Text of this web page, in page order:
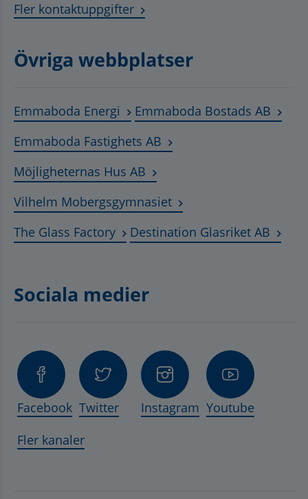
Fler kontaktuppgifter
Övriga webbplatser
Emmaboda Energi Länk till annan webbplats,
Emmaboda Bostads AB
Emmaboda Fastighets AB Länk till annan
Möjligheternas Hus AB Länk till annan webbplats,
Vilhelm MobergsgymnasietLänk till annan
The Glass FactoryLänk till annan webbplats,
Destination Glasriket AB
Sociala medier
Facebook Twitter Instagram Youtube
Fler kanaler